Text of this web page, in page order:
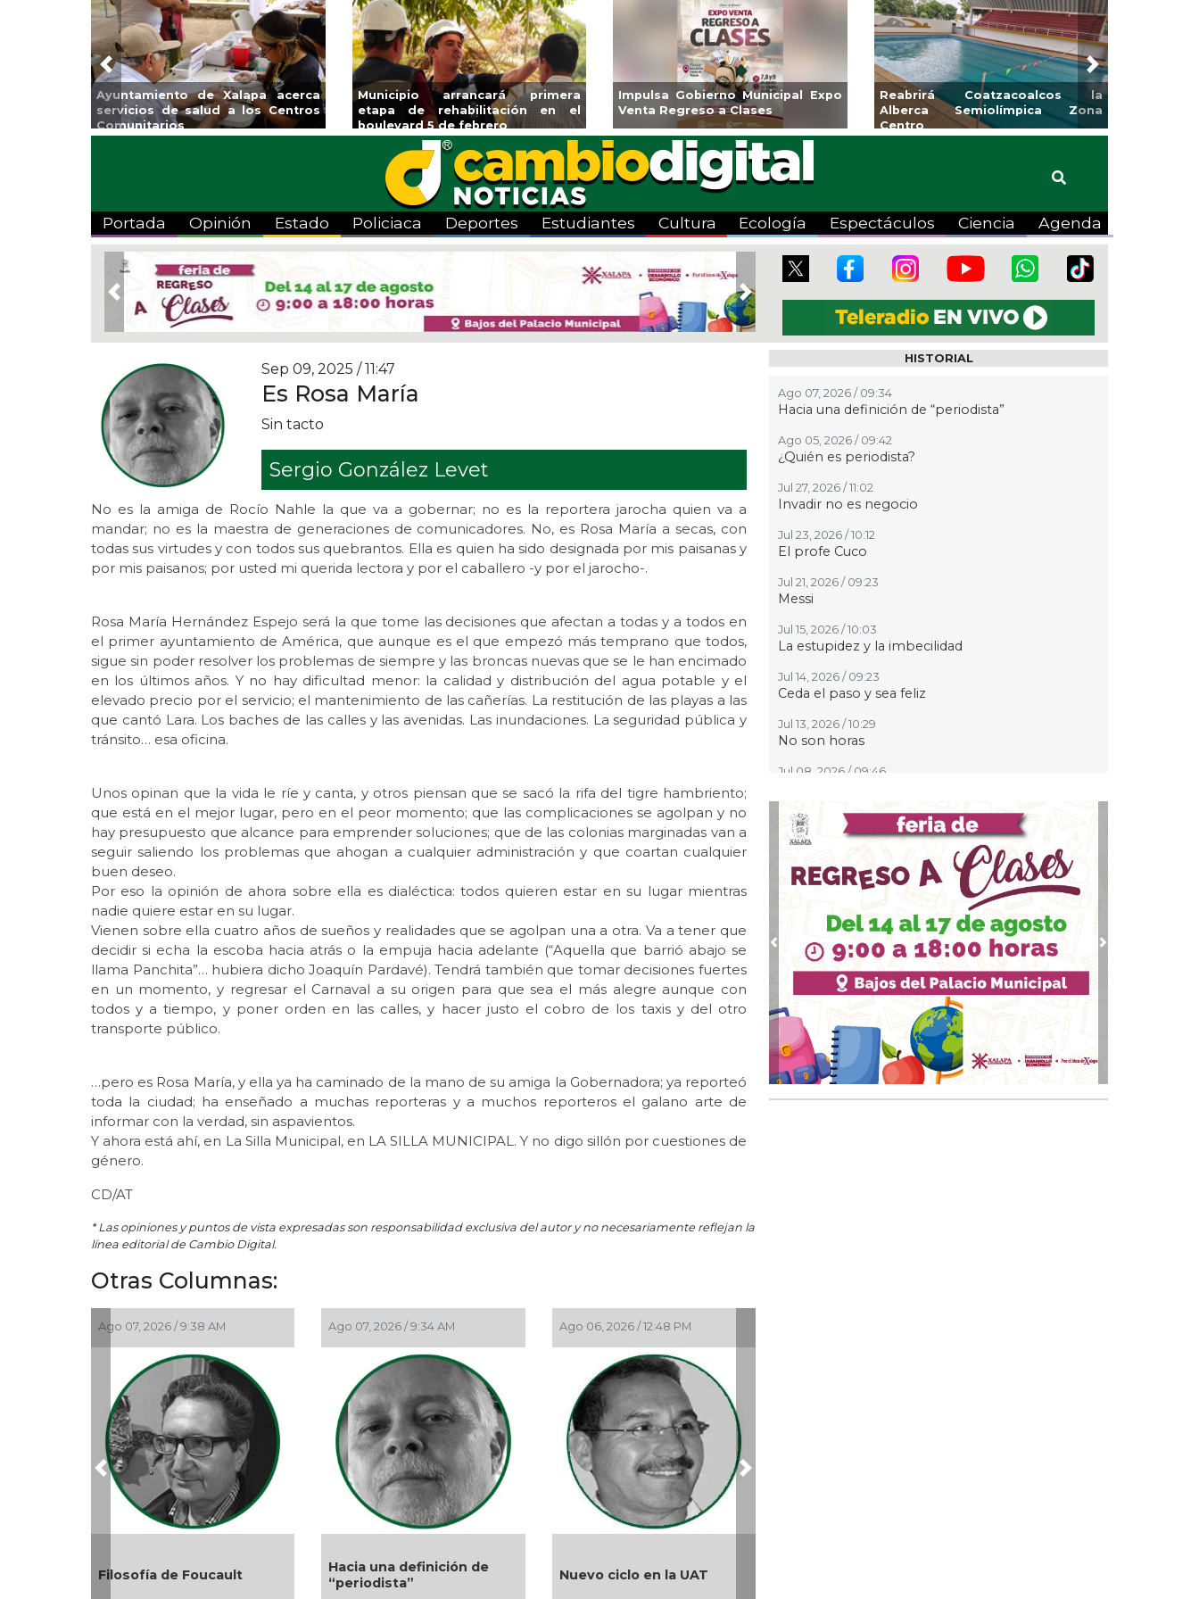
Ayuntamiento de Xalapa acerca
servicios de salud a los Centros
Comunitarios
Municipio arrancará primera
etapa de rehabilitación en el
boulevard 5 de febrero
Impulsa Gobierno Municipal Expo
Venta Regreso a Clases
Reabrirá Coatzacoalcos la
Alberca Semiolímpica Zona
Centro
Previous Next
Portada Opinión Estado Policiaca Deportes Estudiantes Cultura Ecología Espectáculos Ciencia Agenda
Previous Next
Sep 09, 2025 / 11:47
Es Rosa María
Sin tacto
Sergio González Levet
No es la amiga de Rocío Nahle la que va a gobernar; no es la reportera jarocha quien va a
mandar; no es la maestra de generaciones de comunicadores. No, es Rosa María a secas, con
todas sus virtudes y con todos sus quebrantos. Ella es quien ha sido designada por mis paisanas y
por mis paisanos; por usted mi querida lectora y por el caballero -y por el jarocho-.
Rosa María Hernández Espejo será la que tome las decisiones que afectan a todas y a todos en
el primer ayuntamiento de América, que aunque es el que empezó más temprano que todos,
sigue sin poder resolver los problemas de siempre y las broncas nuevas que se le han encimado
en los últimos años. Y no hay dificultad menor: la calidad y distribución del agua potable y el
elevado precio por el servicio; el mantenimiento de las cañerías. La restitución de las playas a las
que cantó Lara. Los baches de las calles y las avenidas. Las inundaciones. La seguridad pública y
tránsito… esa oficina.
Unos opinan que la vida le ríe y canta, y otros piensan que se sacó la rifa del tigre hambriento;
que está en el mejor lugar, pero en el peor momento; que las complicaciones se agolpan y no
hay presupuesto que alcance para emprender soluciones; que de las colonias marginadas van a
seguir saliendo los problemas que ahogan a cualquier administración y que coartan cualquier
buen deseo.
Por eso la opinión de ahora sobre ella es dialéctica: todos quieren estar en su lugar mientras
nadie quiere estar en su lugar.
Vienen sobre ella cuatro años de sueños y realidades que se agolpan una a otra. Va a tener que
decidir si echa la escoba hacia atrás o la empuja hacia adelante (“Aquella que barrió abajo se
llama Panchita”… hubiera dicho Joaquín Pardavé). Tendrá también que tomar decisiones fuertes
en un momento, y regresar el Carnaval a su origen para que sea el más alegre aunque con
todos y a tiempo, y poner orden en las calles, y hacer justo el cobro de los taxis y del otro
transporte público.
…pero es Rosa María, y ella ya ha caminado de la mano de su amiga la Gobernadora; ya reporteó
toda la ciudad; ha enseñado a muchas reporteras y a muchos reporteros el galano arte de
informar con la verdad, sin aspavientos.
Y ahora está ahí, en La Silla Municipal, en LA SILLA MUNICIPAL. Y no digo sillón por cuestiones de
género.
CD/AT
* Las opiniones y puntos de vista expresadas son responsabilidad exclusiva del autor y no necesariamente reflejan la
línea editorial de Cambio Digital.
Otras Columnas:
Ago 07, 2026 / 9:38 AM
Filosofía de Foucault
Ago 07, 2026 / 9:34 AM
Hacia una definición de
“periodista”
Ago 06, 2026 / 12:48 PM
Nuevo ciclo en la UAT
Previous Next
HISTORIAL
Ago 07, 2026 / 09:34
Hacia una definición de “periodista”
Ago 05, 2026 / 09:42
¿Quién es periodista?
Jul 27, 2026 / 11:02
Invadir no es negocio
Jul 23, 2026 / 10:12
El profe Cuco
Jul 21, 2026 / 09:23
Messi
Jul 15, 2026 / 10:03
La estupidez y la imbecilidad
Jul 14, 2026 / 09:23
Ceda el paso y sea feliz
Jul 13, 2026 / 10:29
No son horas
Jul 08, 2026 / 09:46
Jul 07, 2026 / 09:33
Grupo MAS contra Veracruz
Jul 03, 2026 / 09:38
El quinto partido
Jul 02, 2026 / 09:16
Llegar a los 74
Jul 01, 2026 / 09:33
Las piernas nacionales se han cubierto de gloria
Jun 30, 2026 / 09:28
El quinto juego
Jun 25, 2026 / 10:31
Una de cal: México va bien en el Mundial
Jun 24, 2026 / 09:53
Previous Next